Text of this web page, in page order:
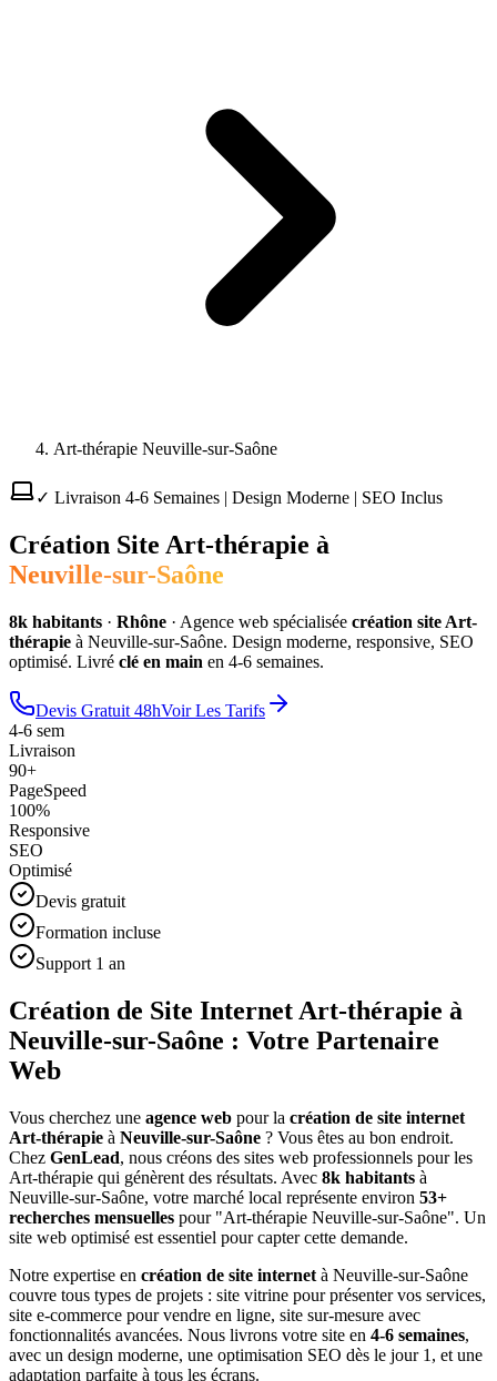
Art-thérapie Neuville-sur-Saône
✓ Livraison 4-6 Semaines | Design Moderne | SEO Inclus
Création Site Art-thérapie à
Neuville-sur-Saône
8k habitants · Rhône · Agence web spécialisée création site Art-
thérapie à Neuville-sur-Saône. Design moderne, responsive, SEO
optimisé. Livré clé en main en 4-6 semaines.
Devis Gratuit 48hVoir Les Tarifs
4-6 sem
Livraison
90+
PageSpeed
100%
Responsive
SEO
Optimisé
Devis gratuit
Formation incluse
Support 1 an
Création de Site Internet Art-thérapie à
Neuville-sur-Saône : Votre Partenaire
Web
Vous cherchez une agence web pour la création de site internet
Art-thérapie à Neuville-sur-Saône ? Vous êtes au bon endroit.
Chez GenLead, nous créons des sites web professionnels pour les
Art-thérapie qui génèrent des résultats. Avec 8k habitants à
Neuville-sur-Saône, votre marché local représente environ 53+
recherches mensuelles pour "Art-thérapie Neuville-sur-Saône". Un
site web optimisé est essentiel pour capter cette demande.
Notre expertise en création de site internet à Neuville-sur-Saône
couvre tous types de projets : site vitrine pour présenter vos services,
site e-commerce pour vendre en ligne, site sur-mesure avec
fonctionnalités avancées. Nous livrons votre site en 4-6 semaines,
avec un design moderne, une optimisation SEO dès le jour 1, et une
adaptation parfaite à tous les écrans.